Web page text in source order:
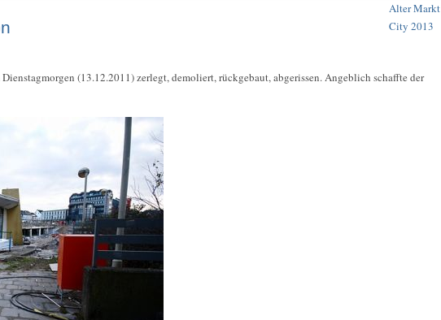
Alter Markt
City 2013
(13.12.2011) zerlegt, demoliert, rückgebaut, abgerissen. Angeblich schaffte der